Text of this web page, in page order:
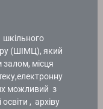
шкільного
(ШІМЦ), який
залом, місця
можливий з
, архіву